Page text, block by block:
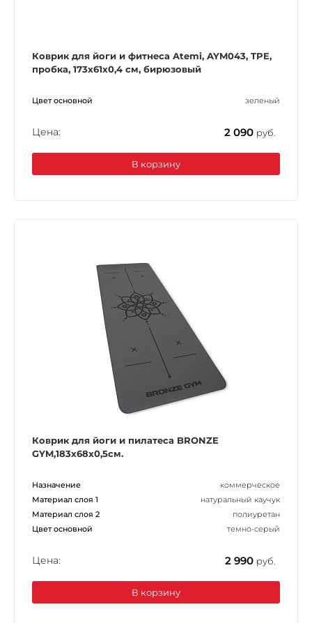
Коврик для йоги и фитнеса Atemi, AYM043, TPE,
пробка, 173х61х0,4 см, бирюзовый
Цвет основной зеленый
Цена: 2 090 руб.
В корзину
Коврик для йоги и пилатеса BRONZE
GYM,183x68x0,5см.
Назначение
коммерческое
Материал слоя 1
натуральный каучук
Материал слоя 2
полиуретан
Цвет основной
темно-серый
Цена: 2 990 руб.
В корзину